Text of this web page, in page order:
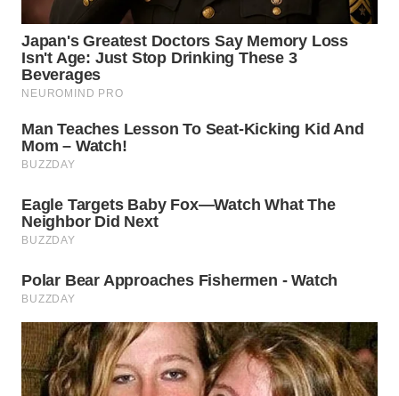
SULSEL
WN
GORONTALO
WN
SULUT
MALUKU
MALUT
WN
DAIRI
WN